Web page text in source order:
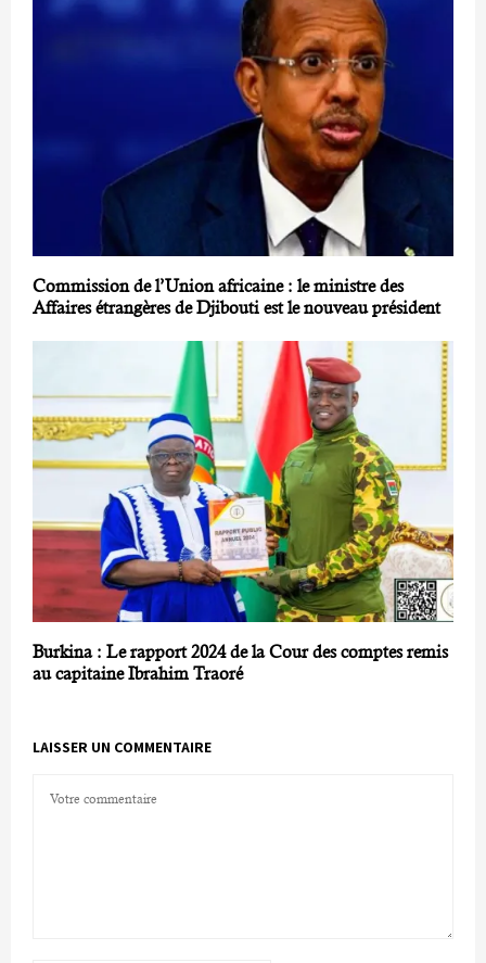
Commission de l’Union africaine : le ministre des
Affaires étrangères de Djibouti est le nouveau président
Burkina : Le rapport 2024 de la Cour des comptes remis
au capitaine Ibrahim Traoré
LAISSER UN COMMENTAIRE